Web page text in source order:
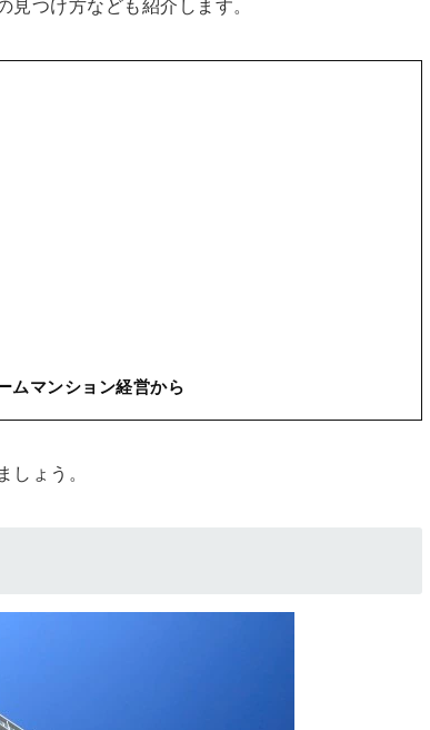
つけ方なども紹介します。
ムマンション経営から
しょう。